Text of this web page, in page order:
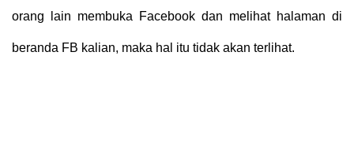
orang lain membuka Facebook dan melihat halaman di
beranda FB kalian, maka hal itu tidak akan terlihat.